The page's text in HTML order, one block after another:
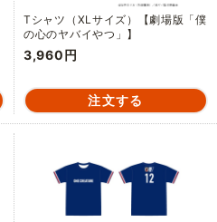
Tシャツ（XLサイズ）【劇場版「僕
の心のヤバイやつ」】
3,960円